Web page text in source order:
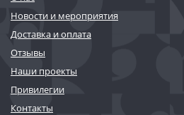
Новости и мероприятия
Доставка и оплата
Отзывы
Наши проекты
Привилегии
Контакты